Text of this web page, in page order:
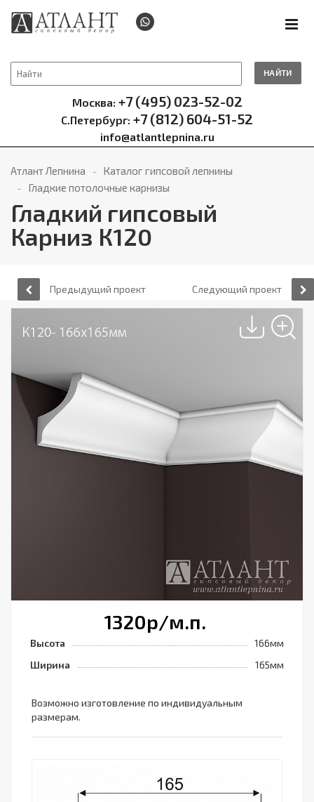
НАЙТИ
Москва: +7 (495) 023-52-02
С.Петербург: +7 (812) 604-51-52
info@atlantlepnina.ru
Атлант Лепнина
Каталог гипсовой лепнины
Гладкие потолочные карнизы
Гладкий гипсовый
Карниз К120
Предыдущий проект Следующий проект
1320р/м.п.
Высота
166мм
Ширина
165мм
Возможно изготовление по индивидуальным
размерам.